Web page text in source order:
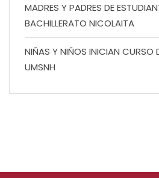
MADRES Y PADRES DE
BACHILLERATO NICOLAITA
NIÑAS Y NIÑOS INICIAN CURSO
UMSNH